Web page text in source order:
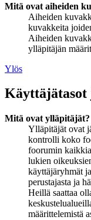
Mitä ovat aiheiden
Aiheiden
kuvakkeita
Aiheiden
ylläpitäjän
Ylös
Mitä ovat ylläpitäjät?
Ylläpitäjät ovat
kontrolli koko
foorumin
lukien
käyttäjäryhmät
perustajasta ja
Heillä saattaa
määrittelemistä